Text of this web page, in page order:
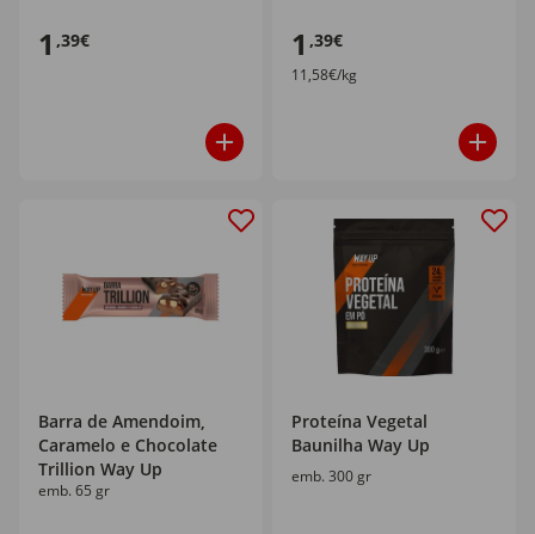
1 ,39€ 1 ,39€
11,58€/kg
Barra de Amendoim,
Caramelo e Chocolate
Trillion Way Up
emb. 65 gr
Proteína Vegetal
Baunilha Way Up
emb. 300 gr